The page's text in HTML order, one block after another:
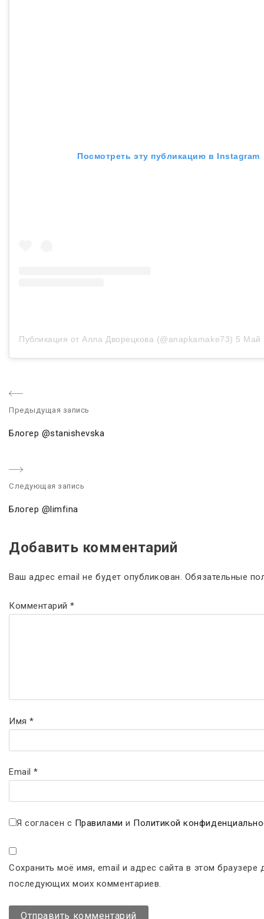
Посмотреть эту публикацию в Instagram
Публикация от Алла Дворецкова (@anapkamake73) 5 Май
Предыдущая запись
r
v
i
p
s
:
Блогер @stanishevska
Следующая запись
Блогер @limfina
Добавить комментарий
Ваш адрес email не будет опубликован. Обязательные
Комментарий*
Имя*
Email*
Я согласен с Правилами и Политикой
Сохранить моё имя, email и адрес сайта в этом браузере
последующих моих комментариев.